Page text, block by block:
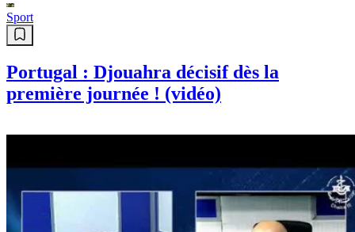
A lire également